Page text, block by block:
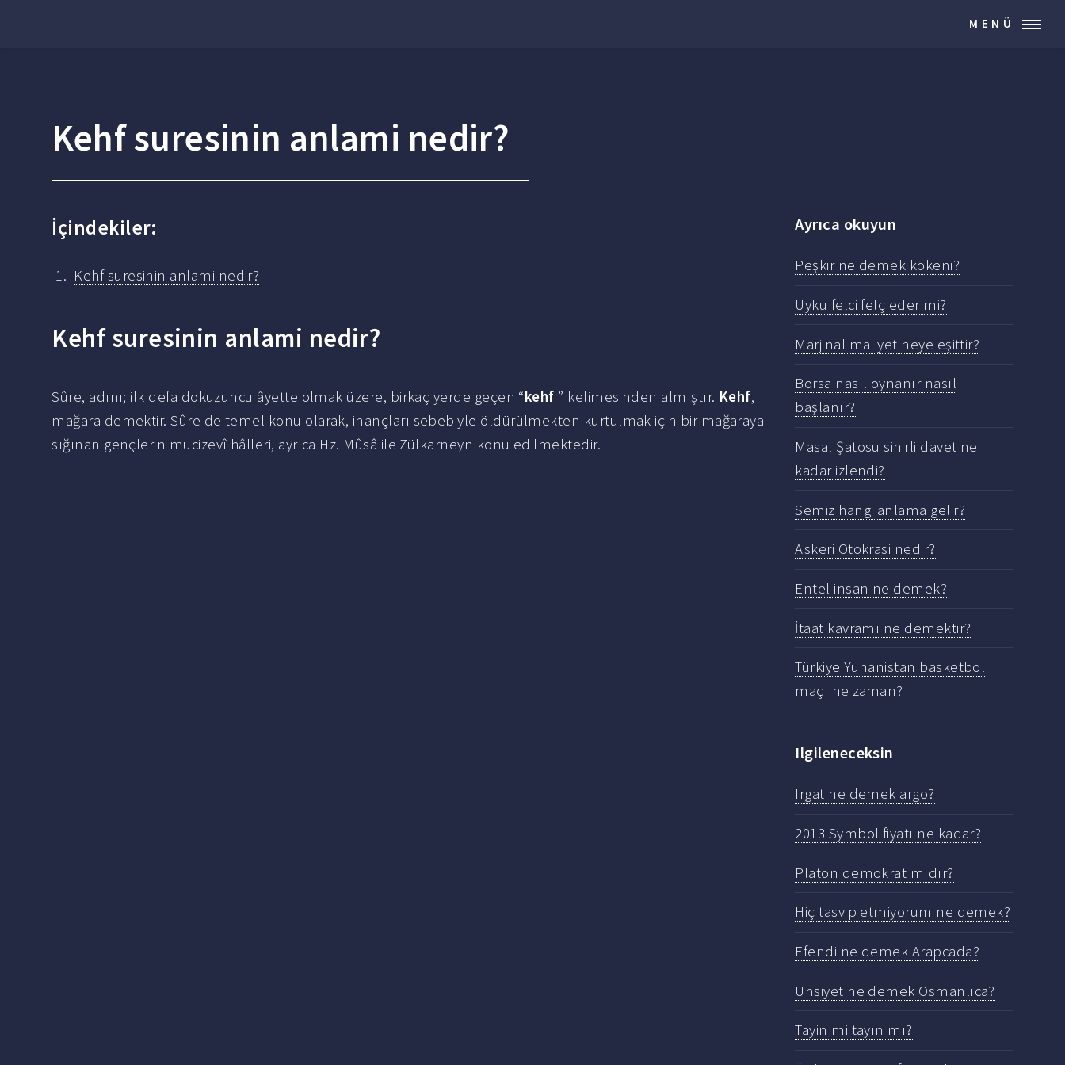
MENÜ
Kehf suresinin anlami nedir?
İçindekiler:
Kehf suresinin anlami nedir?
Kehf suresinin anlami nedir?
Sûre, adını; ilk defa dokuzuncu âyette olmak üzere, birkaç yerde geçen “kehf ” kelimesinden almıştır. Kehf,
mağara demektir. Sûre de temel konu olarak, inançları sebebiyle öldürülmekten kurtulmak için bir mağaraya
sığınan gençlerin mucizevî hâlleri, ayrıca Hz. Mûsâ ile Zülkarneyn konu edilmektedir.
Ayrıca okuyun
Peşkir ne demek kökeni?
Uyku felci felç eder mi?
Marjinal maliyet neye eşittir?
Borsa nasıl oynanır nasıl
başlanır?
Masal Şatosu sihirli davet ne
kadar izlendi?
Semiz hangi anlama gelir?
Askeri Otokrasi nedir?
Entel insan ne demek?
İtaat kavramı ne demektir?
Türkiye Yunanistan basketbol
maçı ne zaman?
Ilgileneceksin
Irgat ne demek argo?
2013 Symbol fiyatı ne kadar?
Platon demokrat mıdır?
Hiç tasvip etmiyorum ne demek?
Efendi ne demek Arapcada?
Unsiyet ne demek Osmanlıca?
Tayin mi tayın mı?